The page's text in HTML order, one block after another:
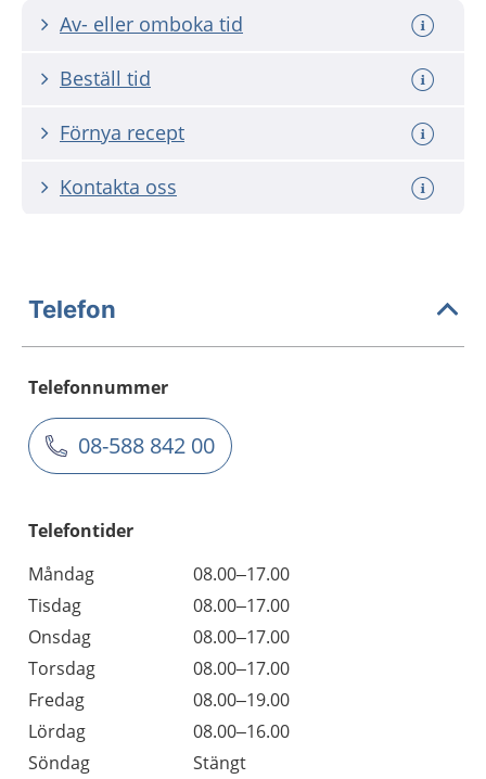
Av- eller omboka tid
Beställ tid
Förnya recept
Kontakta oss
Telefon
Telefonnummer
08-588 842 00
Telefontider
Måndag
08.00–17.00
Tisdag
08.00–17.00
Onsdag
08.00–17.00
Torsdag
08.00–17.00
Fredag
08.00–19.00
Lördag
08.00–16.00
Söndag
Stängt